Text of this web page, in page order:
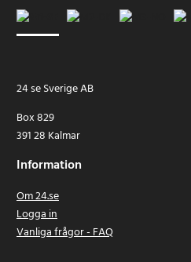
24 se Sverige AB
Box 829
391 28 Kalmar
Information
Om 24.se
Logga in
Vanliga frågor - FAQ